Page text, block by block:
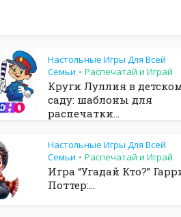
Настольные Игры Для Всей
Семьи • Распечатай и Играй
Круги Луллия в
саду: шаблоны для
распечатки...
Настольные Игры Для Всей
Семьи • Распечатай и Играй
Игра “Угадай Кто?”
Поттер:...